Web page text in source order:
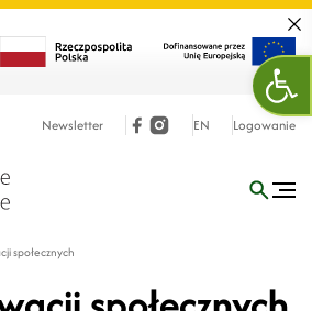
Newsletter EN Logowanie
społecznych